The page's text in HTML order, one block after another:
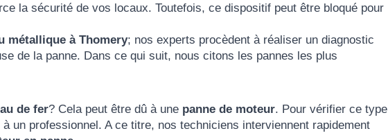
la sécurité de vos locaux. Toutefois, ce dispositif peut être bloqué pour
métallique à Thomery; nos experts procèdent à réaliser un diagnostic
de la panne. Dans ce qui suit, nous citons les pannes les plus
de fer? Cela peut être dû à une panne de moteur. Pour vérifier ce type
un professionnel. A ce titre, nos techniciens interviennent rapidement